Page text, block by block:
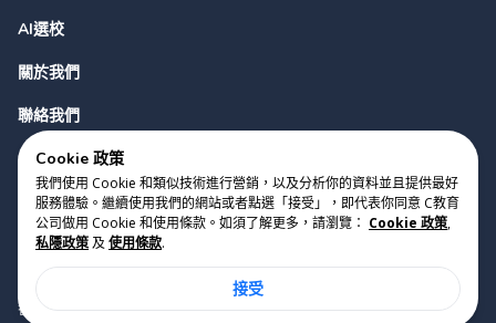
AI選校
關於我們
聯絡我們
版權 2023 Cyclopes® •
使用條款
香港銅鑼灣勿地臣街1號時代廣場2座28樓07室
Cookie 政策
我們使用 Cookie 和類似技術進行營銷，以及分析你的資料並且提供最好
服務體驗。繼續使用我們的網站或者點選「接受」，即代表你同意 C教育
公司做用 Cookie 和使用條款。如須了解更多，請瀏覽： Cookie 政策,
私隱政策及 使用條款.
接受